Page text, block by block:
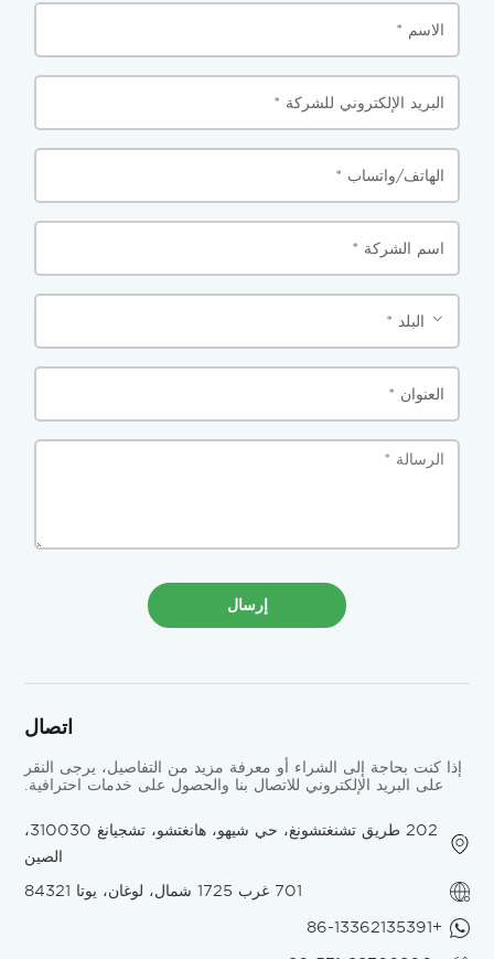
إرسال
اتصال
إذا كنت بحاجة إلى الشراء أو معرفة مزيد من التفاصيل، يرجى النقر
على البريد الإلكتروني للاتصال بنا والحصول على خدمات احترافية.
202 طريق تشنغتشونغ، حي شيهو، هانغتشو، تشجيانغ 310030،
الصين
701 غرب 1725 شمال، لوغان، يوتا 84321
+86-13362135391